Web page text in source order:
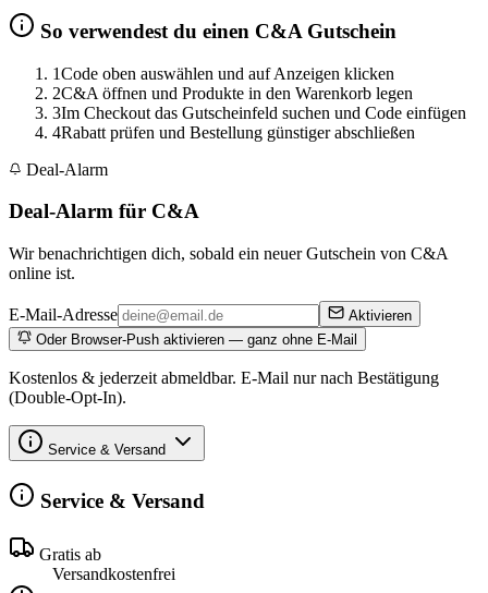
So verwendest du einen C&A Gutschein
1Code oben auswählen und auf Anzeigen klicken
2C&A öffnen und Produkte in den Warenkorb legen
3Im Checkout das Gutscheinfeld suchen und Code einfügen
4Rabatt prüfen und Bestellung günstiger abschließen
Deal-Alarm
Deal-Alarm für C&A
Wir benachrichtigen dich, sobald ein neuer Gutschein von C&A
online ist.
E-Mail-Adresse
Aktivieren
Oder Browser-Push aktivieren — ganz ohne E-Mail
Kostenlos & jederzeit abmeldbar. E-Mail nur nach Bestätigung
(Double-Opt-In).
Service & Versand
Service & Versand
Gratis ab
Versandkostenfrei